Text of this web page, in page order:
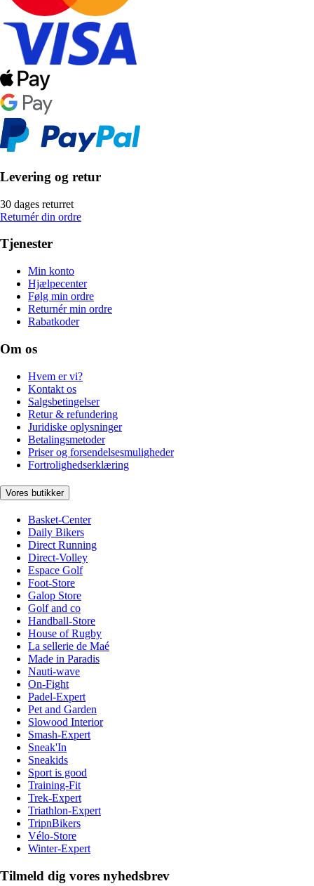
Levering og retur
30 dages returret
Returnér din ordre
Tjenester
Min konto
Hjælpecenter
Følg min ordre
Returnér min ordre
Rabatkoder
Om os
Hvem er vi?
Kontakt os
Salgsbetingelser
Retur & refundering
Juridiske oplysninger
Betalingsmetoder
Priser og forsendelsesmuligheder
Fortrolighedserklæring
Vores butikker
Basket-Center
Daily Bikers
Direct Running
Direct-Volley
Espace Golf
Foot-Store
Galop Store
Golf and co
Handball-Store
House of Rugby
La sellerie de Maé
Made in Paradis
Nauti-wave
On-Fight
Padel-Expert
Pet and Garden
Slowood Interior
Smash-Expert
Sneak'In
Sneakids
Sport is good
Training-Fit
Trek-Expert
Triathlon-Expert
TripnBikers
Vélo-Store
Winter-Expert
Tilmeld dig vores nyhedsbrev